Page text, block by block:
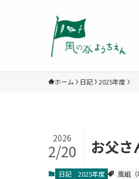
ホーム 日記 2025年度
お父さ
2026
2/20
日記 2025年度 風組（